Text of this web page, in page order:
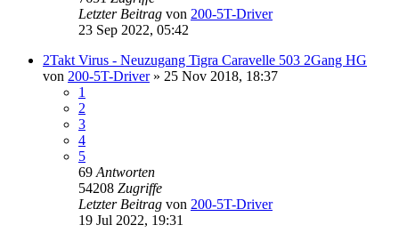
Letzter Beitrag von 200-5T-Driver
23 Sep 2022, 05:42
2Takt Virus - Neuzugang Tigra Caravelle 503 2Gang HG
von 200-5T-Driver» 25 Nov 2018, 18:37
1
2
3
4
5
69 Antworten
54208 Zugriffe
Letzter Beitrag von 200-5T-Driver
19 Jul 2022, 19:31